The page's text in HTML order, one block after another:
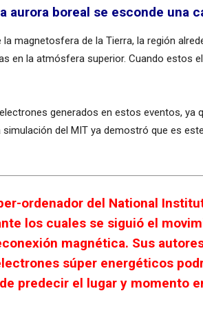
boreal se esconde una
magnetosfera de la Tierra, la región
en la atmósfera superior. Cuando estos
generados en estos eventos, ya
del MIT ya demostró que es
ordenador del National
los cuales se siguió el
magnética. Sus
súper energéticos
predecir el lugar y momento